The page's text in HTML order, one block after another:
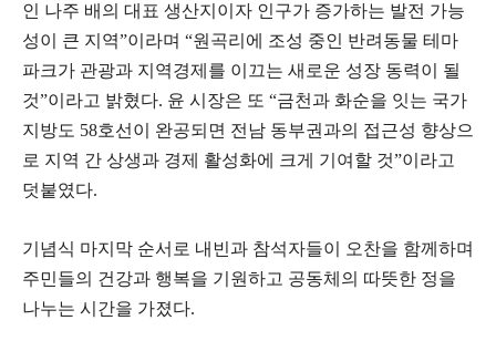
인 나주 배의 대표 생산지이자 인구가 증가하는 발전 가능
성이 큰 지역”이라며 “원곡리에 조성 중인 반려동물 테마
파크가 관광과 지역경제를 이끄는 새로운 성장 동력이 될
것”이라고 밝혔다. 윤 시장은 또 “금천과 화순을 잇는 국가
지방도 58호선이 완공되면 전남 동부권과의 접근성 향상으
로 지역 간 상생과 경제 활성화에 크게 기여할 것”이라고
덧붙였다.
기념식 마지막 순서로 내빈과 참석자들이 오찬을 함께하며
주민들의 건강과 행복을 기원하고 공동체의 따뜻한 정을
나누는 시간을 가졌다.